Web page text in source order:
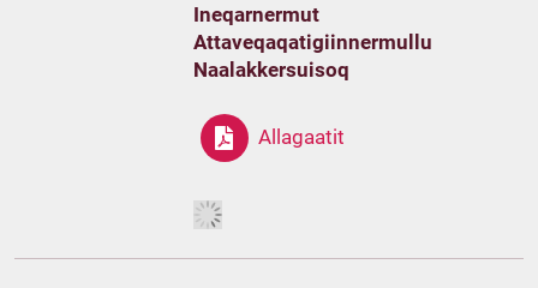
Ineqarnermut
Attaveqaqatigiinnermullu
Naalakkersuisoq
Allagaatit